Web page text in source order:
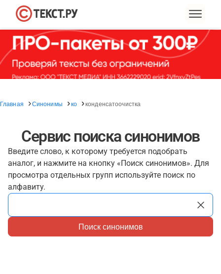
Главная Синонимы ко конденсатоочистка
Сервис поиска синонимов
Введите слово, к которому требуется подобрать
аналог, и нажмите на кнопку «Поиск синонимов». Для
просмотра отдельных групп используйте поиск по
алфавиту.
Поиск синонимов